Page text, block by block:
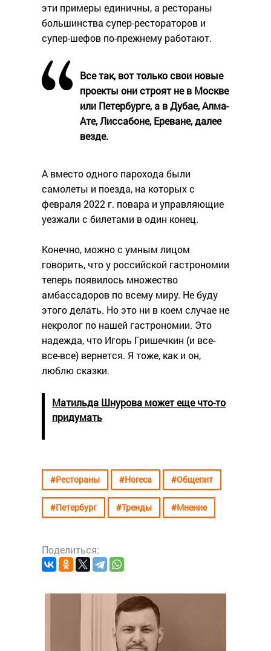
эти примеры единичны, а рестораны
большинства супер-рестораторов и
супер-шефов по-прежнему работают.
Все так, вот только свои новые
проекты они строят не в Москве
или Петербурге, а в Дубае, Алма-
Ате, Лиссабоне, Ереване, далее
везде.
А вместо одного парохода были
самолеты и поезда, на которых с
февраля 2022 г. повара и управляющие
уезжали с билетами в один конец.
Конечно, можно с умным лицом
говорить, что у российской гастрономии
теперь появилось множество
амбассадоров по всему миру. Не буду
этого делать. Но это ни в коем случае не
некролог по нашей гастрономии. Это
надежда, что Игорь Гришечкин (и все-
все-все) вернется. Я тоже, как и он,
люблю сказки.
Матильда Шнурова может еще что-то
придумать
#Рестораны #Horeca #Общепит
#Петербург #Тренды #Мнение
Поделиться: